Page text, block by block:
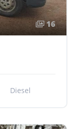
16
Diesel